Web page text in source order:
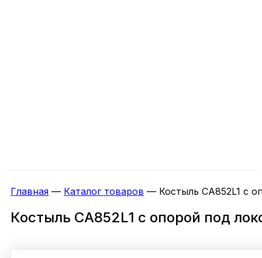
Главная — Каталог товаров — Костыль CА852L1 с
Костыль CА852L1 с опорой под